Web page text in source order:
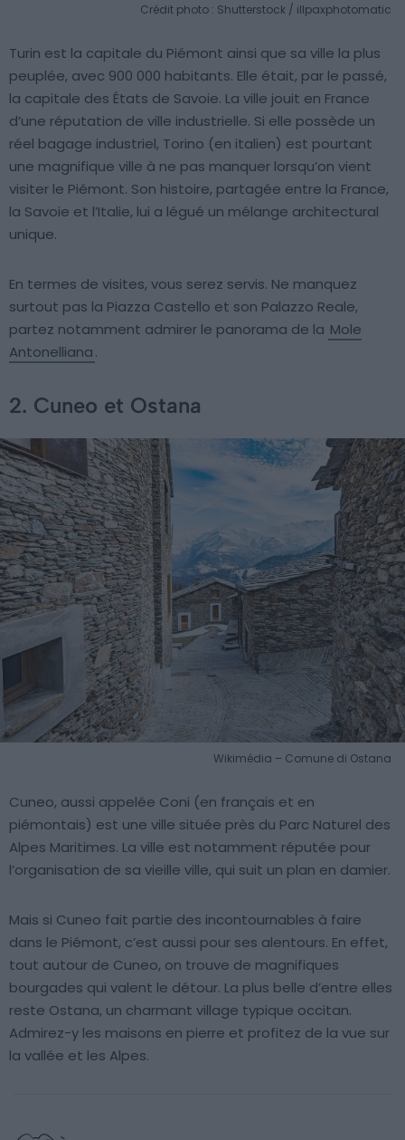
Crédit photo : Shutterstock / illpaxphotomatic
Turin est la capitale du Piémont ainsi que sa ville la plus
peuplée, avec 900 000 habitants. Elle était, par le passé,
la capitale des États de Savoie. La ville jouit en France
d’une réputation de ville industrielle. Si elle possède un
réel bagage industriel, Torino (en italien) est pourtant
une magnifique ville à ne pas manquer lorsqu’on vient
visiter le Piémont. Son histoire, partagée entre la France,
la Savoie et l’Italie, lui a légué un mélange architectural
unique.
En termes de visites, vous serez servis. Ne manquez
surtout pas la Piazza Castello et son Palazzo Reale,
partez notamment admirer le panorama de la Mole
Antonelliana.
2. Cuneo et Ostana
Wikimédia – Comune di Ostana
Cuneo, aussi appelée Coni (en français et en
piémontais) est une ville située près du Parc Naturel des
Alpes Maritimes. La ville est notamment réputée pour
l’organisation de sa vieille ville, qui suit un plan en damier.
Mais si Cuneo fait partie des incontournables à faire
dans le Piémont, c’est aussi pour ses alentours. En effet,
tout autour de Cuneo, on trouve de magnifiques
bourgades qui valent le détour. La plus belle d’entre elles
reste Ostana, un charmant village typique occitan.
Admirez-y les maisons en pierre et profitez de la vue sur
la vallée et les Alpes.